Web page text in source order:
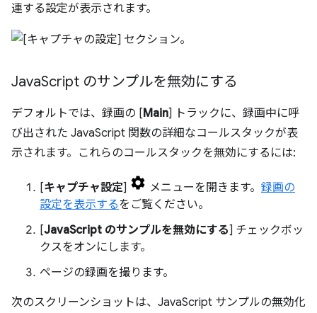
連する設定が表示されます。
JavaScript のサンプルを無効にする
デフォルトでは、録画の [Main] トラックに、録画中に呼
び出された JavaScript 関数の詳細なコールスタックが表
示されます。これらのコールスタックを無効にするには:
[キャプチャ設定] メニューを開きます。 録画の
設定を表示するをご覧ください。
[JavaScript のサンプルを無効にする] チェックボッ
クスをオンにします。
ページの録画を撮ります。
次のスクリーンショットは、JavaScript サンプルの無効化